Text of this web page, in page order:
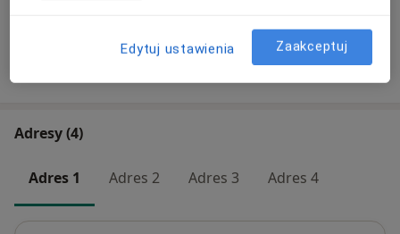
W jaki sposób ustalane są ceny?
Adresy (4)
Adres 1 Adres 2 Adres 3 Adres 4
Edytuj ustawienia Zaakceptuj